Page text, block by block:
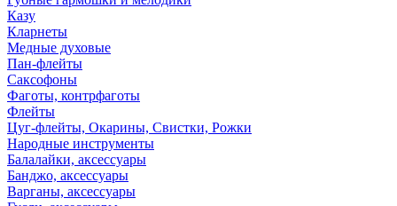
Казу
Кларнеты
Медные духовые
Пан-флейты
Саксофоны
Фаготы, контрфаготы
Флейты
Цуг-флейты, Окарины, Свистки, Рожки
Народные инструменты
Балалайки, аксессуары
Банджо, аксессуары
Варганы, аксессуары